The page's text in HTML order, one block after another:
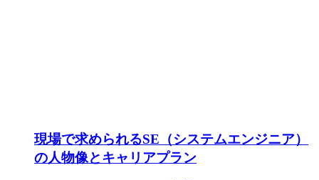
現場で求められるSE（システムエンジニア）
の人物像とキャリアプラン